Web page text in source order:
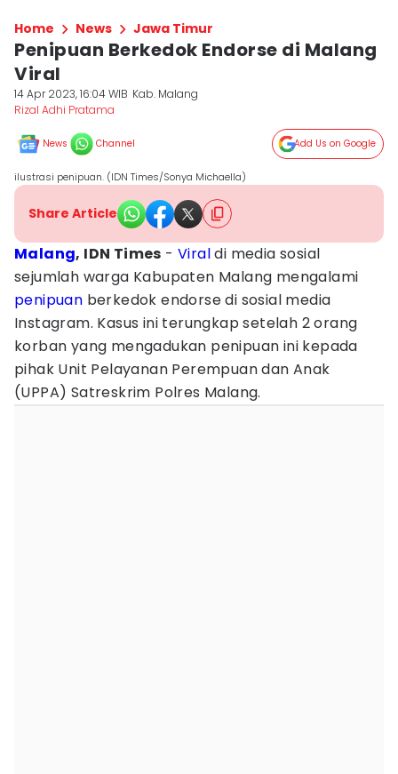
Home News Jawa Timur
Penipuan Berkedok Endorse di Malang
Viral
14 Apr 2023, 16:04 WIB Kab. Malang
Rizal Adhi Pratama
News Channel Add Us on Google
ilustrasi penipuan. (IDN Times/Sonya Michaella)
Share Article
Malang, IDN Times -Viraldi media sosial
sejumlah warga Kabupaten Malang mengalami
penipuan berkedok endorse di sosial media
Instagram. Kasus ini terungkap setelah 2 orang
korban yang mengadukan penipuan ini kepada
pihak Unit Pelayanan Perempuan dan Anak
(UPPA) Satreskrim Polres Malang.